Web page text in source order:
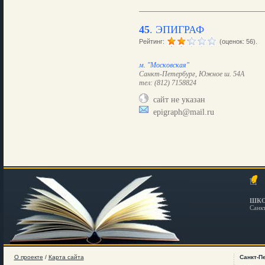
45. ЭПИГРАФ
Рейтинг: (оценок: 56).
м. "Московская"
Санкт-Петербург, Южное ш. 54А
тел: (812) 7158824
сайт не указан
epigraph@mail.ru
О проекте / Карта сайта
Санкт-